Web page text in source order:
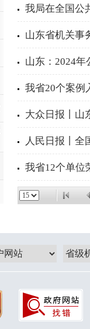
我局在全国公
山东省机关事
山东：2024年
我省20个案例
大众日报丨山
人民日报丨全
我省12个单位